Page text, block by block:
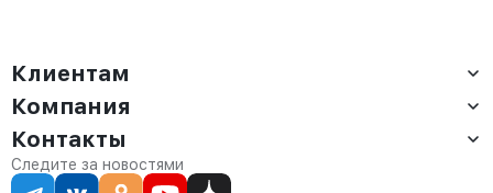
Клиентам
Доставка
Оплата
Сервис
Статус заказа
Компания
О компании
Контакты
Партнёрам
Контакты
Отдел продаж:
8 (800) 234-22-62
Следите за новостями